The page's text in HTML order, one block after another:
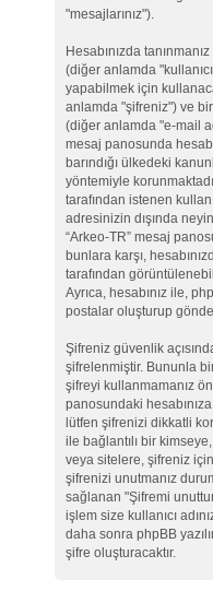
"mesajlarınız").
Hesabınızda
(diğer anlamda
yapabilmek için
anlamda "şifreniz") ve
(diğer anlamda "e-mail
mesaj panosunda
barındığı ülkedeki
yöntemiyle
tarafından istenen
adresinizin dışında
“Arkeo-TR” mesaj
bunlara karşı,
tarafından
Ayrıca, hesabınız ile,
postalar oluşturup
Şifreniz güvenlik
şifrelenmiştir. Bununla
şifreyi kullanmamanız
panosundaki
lütfen şifrenizi dikkatli
ile bağlantılı bir
veya sitelere, şifreniz
şifrenizi unutmanız
sağlanan "Şifremi
işlem size kullanıcı
daha sonra phpBB
şifre oluşturacaktır.